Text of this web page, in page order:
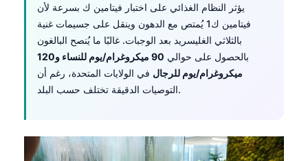
يؤثر النظام الغذائي على اختبار فيتامين ك بسرعة لأن
فيتامين ك1 يُمتص مع الدهون وينقل على جسيمات غنية
بالثلاثي الغليسريد بعد الوجبات. غالبًا ما يُنصح البالغون
بالحصول على حوالي
90 ميكروغرام/يوم للنساء و120
ميكروغرام/يوم للرجال في الولايات المتحدة، رغم أن
التوصيات الدقيقة تختلف حسب البلد.